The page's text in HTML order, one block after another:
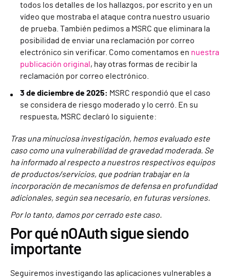
todos los detalles de los hallazgos, por escrito y en un
vídeo que mostraba el ataque contra nuestro usuario
de prueba. También pedimos a MSRC que eliminara la
posibilidad de enviar una reclamación por correo
electrónico sin verificar. Como comentamos en nuestra
publicación original , hay otras formas de recibir la
reclamación por correo electrónico.
3 de diciembre de 2025: MSRC respondió que el caso
se considera de riesgo moderado y lo cerró. En su
respuesta, MSRC declaró lo siguiente:
Tras una minuciosa investigación, hemos evaluado este
caso como una vulnerabilidad de gravedad moderada. Se
ha informado al respecto a nuestros respectivos equipos
de productos/servicios, que podrían trabajar en la
incorporación de mecanismos de defensa en profundidad
adicionales, según sea necesario, en futuras versiones.
Por lo tanto, damos por cerrado este caso.
Por qué nOAuth sigue siendo
importante
Seguiremos investigando las aplicaciones vulnerables a